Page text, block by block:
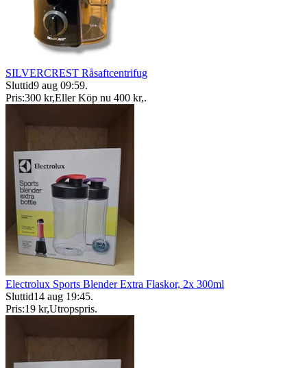
SILVERCREST Råsaftcentrifug
Sluttid9 aug 09:59.
Pris:300 kr,Eller Köp nu 400 kr,.
Electrolux Sports Blender Extra Flaskor, 2x 300ml
Sluttid14 aug 19:45.
Pris:19 kr,Utropspris.